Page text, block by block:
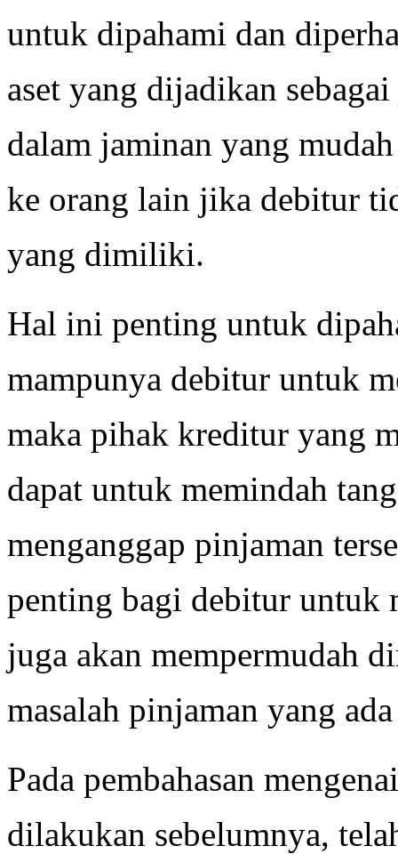
untuk dipahami dan
aset yang dijadikan
dalam jaminan yang
ke orang lain jika debitur
yang dimiliki.
Hal ini penting untuk
mampunya debitur untuk
maka pihak kreditur yang
dapat untuk memindah
menganggap pinjaman
penting bagi debitur untuk
juga akan mempermudah
masalah pinjaman yang
Pada pembahasan
dilakukan sebelumnya,